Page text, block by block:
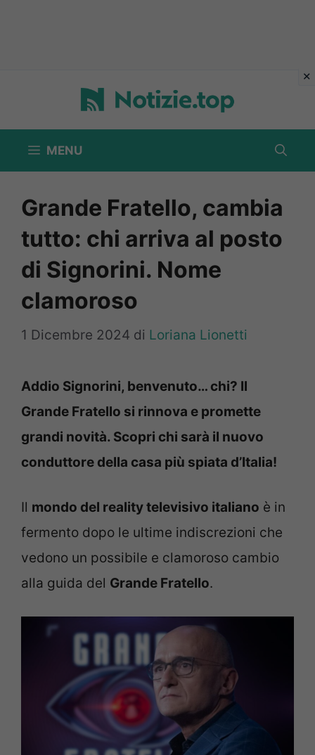
contenuto
MENU
Grande Fratello, cambia
tutto: chi arriva al posto
di Signorini. Nome
clamoroso
1 Dicembre 2024 di Loriana Lionetti
Addio Signorini, benvenuto… chi? Il
Grande Fratello si rinnova e promette
grandi novità. Scopri chi sarà il nuovo
conduttore della casa più spiata d’Italia!
Il mondo del reality televisivo italiano è in
fermento dopo le ultime indiscrezioni che
vedono un possibile e clamoroso cambio
alla guida del Grande Fratello.